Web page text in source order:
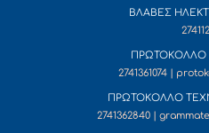
ΒΛΑΒΕΣ
ΠΡΩΤΟΚΟΛΛΟ
2741361074 |
ΠΡΩΤΟΚΟΛΛΟ
2741362840 |